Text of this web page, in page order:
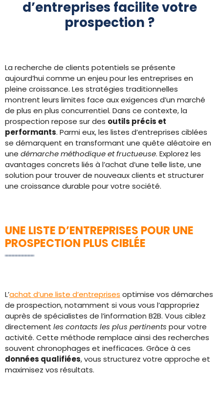
d’entreprises facilite votre
prospection ?
La recherche de clients potentiels se présente
aujourd’hui comme un enjeu pour les entreprises en
pleine croissance. Les stratégies traditionnelles
montrent leurs limites face aux exigences d’un marché
de plus en plus concurrentiel. Dans ce contexte, la
prospection repose sur des outils précis et
performants. Parmi eux, les listes d’entreprises ciblées
se démarquent en transformant une quête aléatoire en
une démarche méthodique et fructueuse. Explorez les
avantages concrets liés à l’achat d’une telle liste, une
solution pour trouver de nouveaux clients et structurer
une croissance durable pour votre société.
UNE LISTE D’ENTREPRISES POUR UNE
PROSPECTION PLUS CIBLÉE
L’achat d’une liste d’entreprises optimise vos démarches
de prospection, notamment si vous vous l’appropriez
auprès de spécialistes de l’information B2B. Vous ciblez
directement les contacts les plus pertinents pour votre
activité. Cette méthode remplace ainsi des recherches
souvent chronophages et inefficaces. Grâce à ces
données qualifiées, vous structurez votre approche et
maximisez vos résultats.